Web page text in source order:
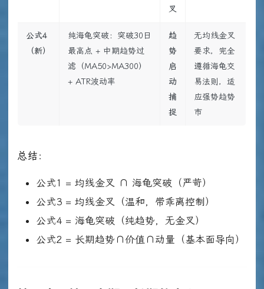
叉
公式4
（新）
纯海龟突破：突破30日
最高点 + 中期趋势过
滤（MA50>MA300）
+ ATR波动率
趋
势
启
动
捕
捉
无均线金叉
要求，完全
遵循海龟交
易法则，适
应强势趋势
市
总结 ：
公式1 = 均线金叉 ∩ 海龟突破（严苛）
公式3 = 均线金叉（温和，带乖离控制）
公式4 = 海龟突破（纯趋势，无金叉）
公式2 = 长期趋势∩价值∩动量（基本面导向）